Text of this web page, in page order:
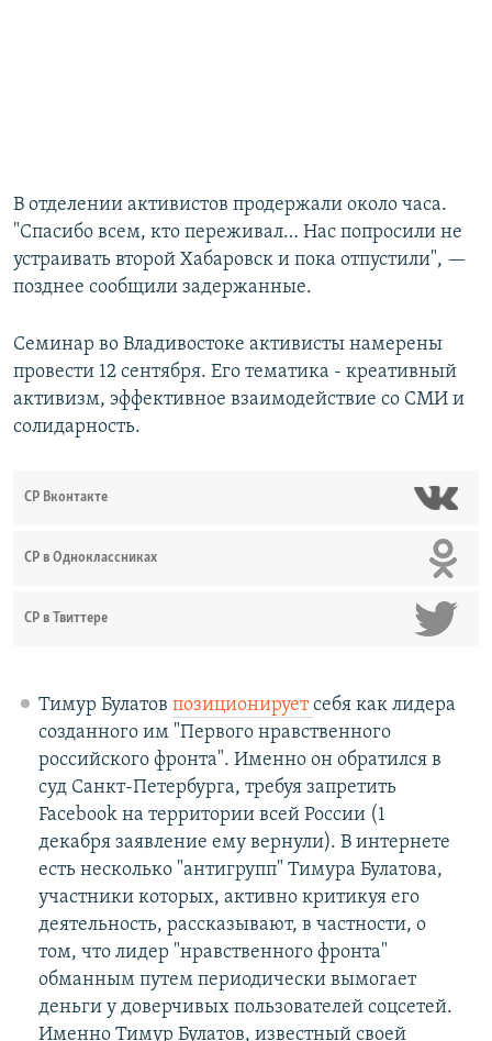
В отделении активистов продержали около часа.
"Спасибо всем, кто переживал… Нас попросили не
устраивать второй Хабаровск и пока отпустили", —
позднее сообщили задержанные.
Семинар во Владивостоке активисты намерены
провести 12 сентября. Его тематика - креативный
активизм, эффективное взаимодействие со СМИ и
солидарность.
СР Вконтакте
СР в Одноклассниках
СР в Твиттере
Тимур Булатов позиционируетсебя как лидера
созданного им "Первого нравственного
российского фронта". Именно он обратился в
суд Санкт-Петербурга, требуя запретить
Facebook на территории всей России (1
декабря заявление ему вернули). В интернете
есть несколько "антигрупп" Тимура Булатова,
участники которых, активно критикуя его
деятельность, рассказывают, в частности, о
том, что лидер "нравственного фронта"
обманным путем периодически вымогает
деньги у доверчивых пользователей соцсетей.
Именно Тимур Булатов, известный своей